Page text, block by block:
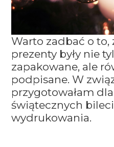
Warto zadbać o to,
prezenty były nie
zapakowane, ale
podpisane. W
przygotowałam
świątecznych
wydrukowania.